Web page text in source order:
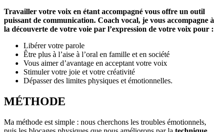
Travailler votre voix en étant accompagné vous offre un outil
puissant de communication. Coach vocal, je vous accompagne à
la découverte de votre voie par l’expression de votre voix pour :
Libérer votre parole
Être plus à l’aise à l’oral en famille et en société
Vous aimer d’avantage en acceptant votre voix
Stimuler votre joie et votre créativité
Dépasser des limites physiques et émotionnelles.
MÉTHODE
Ma méthode est simple : nous cherchons les troubles émotionnels,